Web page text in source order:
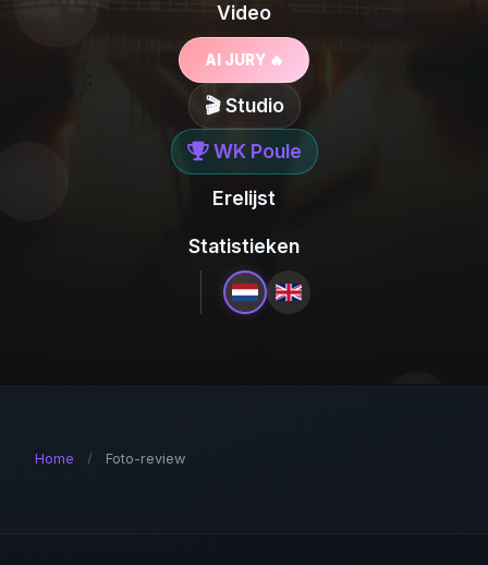
Video
AI JURY 🔥
🎬 Studio
WK Poule
Erelijst
Statistieken
Home / Foto-review